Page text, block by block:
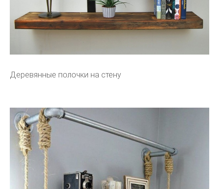
Деревянные полочки на стену